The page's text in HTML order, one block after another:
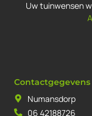
Uw tuinwensen
Contactgegevens
Numansdorp
06 42188726